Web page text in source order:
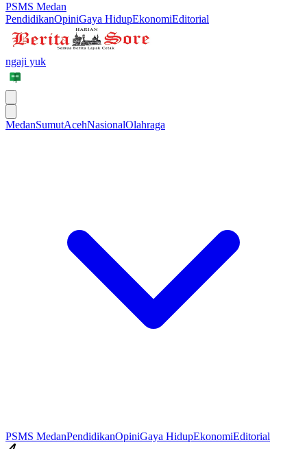
PSMS Medan
PendidikanOpiniGaya HidupEkonomiEditorial
ngaji yuk
MedanSumutAcehNasionalOlahraga
PSMS MedanPendidikanOpiniGaya HidupEkonomiEditorial